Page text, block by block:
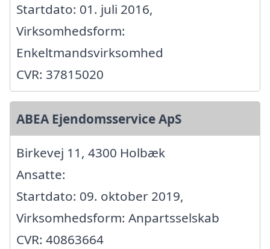
Startdato: 01. juli 2016,
Virksomhedsform:
Enkeltmandsvirksomhed
CVR: 37815020
ABEA Ejendomsservice ApS
Birkevej 11, 4300 Holbæk
Ansatte:
Startdato: 09. oktober 2019,
Virksomhedsform: Anpartsselskab
CVR: 40863664